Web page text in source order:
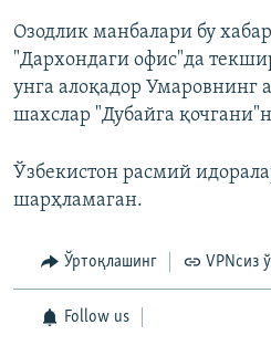
Озодлик манбалари бу
"Дархондаги офис"да
унга алоқадор Умаровнинг
шахслар "Дубайга
Ўзбекистон расмий
шарҳламаган.
Ўртоқлашинг VPNсиз
Follow us